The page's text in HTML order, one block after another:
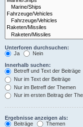
Unterforen durchsuchen:
Ja
Nein
Innerhalb suchen:
Betreff und Text der Beiträge
Nur im Text der Beiträge
Nur im Betreff der Themen
Nur im ersten Beitrag der
Ergebnisse anzeigen als:
Beiträge
Themen